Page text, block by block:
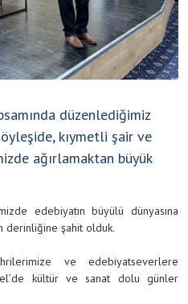
düzenlediğimiz
kıymetli şair ve
ağırlamaktan büyük
edebiyatın büyülü dünyasına
derinliğine şahit olduk.
ve edebiyatseverlere
kültür ve sanat dolu günler